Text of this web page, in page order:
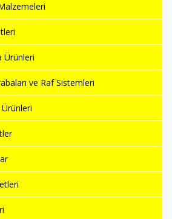
Ürünleri
ve Raf Sistemleri